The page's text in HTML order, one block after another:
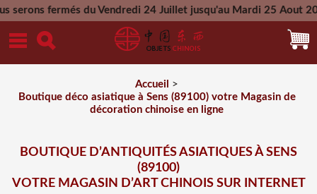
du Vendredi 24 Juillet jusqu'au Mardi 25 Aout 2026 -
Mercredi 26 Aout 2026
Accueil
>
Boutique déco asiatique à Sens (89100) votre Magasin de
décoration chinoise en ligne
BOUTIQUE D’ANTIQUITÉS ASIATIQUES À SENS
(89100)
VOTRE MAGASIN D’ART CHINOIS SUR INTERNET